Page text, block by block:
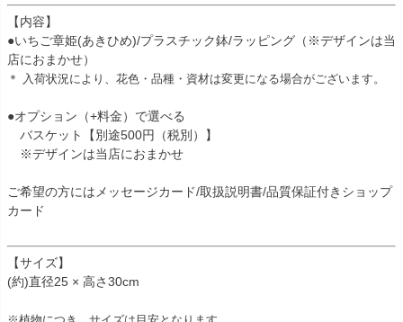
【内容】
●いちご章姫(あきひめ)/プラスチック鉢/ラッピング（※デザインは当
店におまかせ）
＊ 入荷状況により、花色・品種・資材は変更になる場合がございます。
●オプション（+料金）で選べる
バスケット【別途500円（税別）】
※デザインは当店におまかせ
ご希望の方にはメッセージカード/取扱説明書/品質保証付きショップ
カード
【サイズ】
(約)直径25 × 高さ30cm